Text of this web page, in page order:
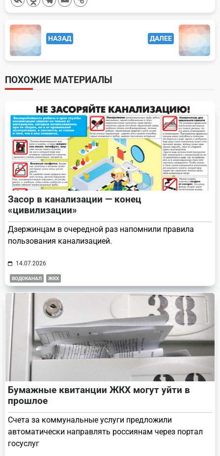
<span
class="nav-
subtitle
screen-
reader-
text">Page</span>
НАЗАД ДАЛЕЕ
ПОХОЖИЕ МАТЕРИАЛЫ
Засор в канализации — конец
«цивилизации»
Дзержинцам в очередной раз напомнили правила
пользования канализацией.
14.07.2026
ВОДОКАНАЛ ЖКХ
Бумажные квитанции ЖКХ могут уйти в
прошлое
Счета за коммунальные услуги предложили
автоматически направлять россиянам через портал
госуслуг